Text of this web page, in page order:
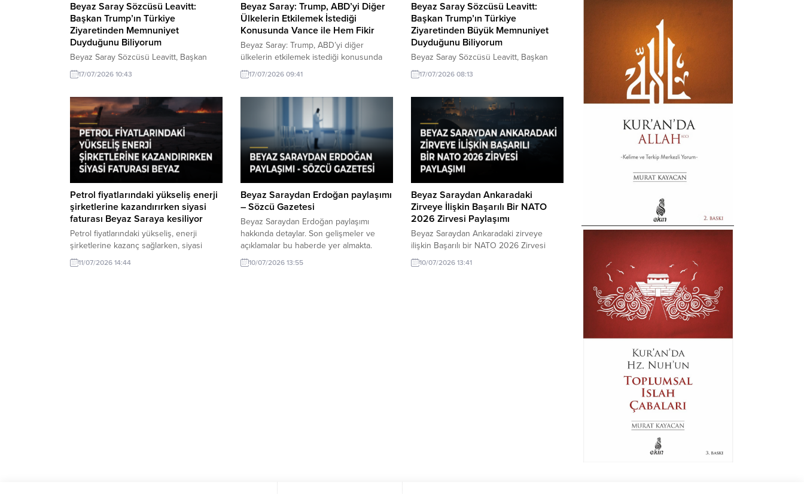
Beyaz Saray Sözcüsü Leavitt:
Başkan Trump’ın Türkiye
Ziyaretinden Memnuniyet
Duyduğunu Biliyorum
Beyaz Saray Sözcüsü Leavitt, Başkan
Trump'ın Türkiye ziyaretinden duyduğu
memnuniyeti dile getirdi. Ziyaretin iki ülke
17/07/2026 10:43
Beyaz Saray: Trump, ABD’yi Diğer
Ülkelerin Etkilemek İstediği
Konusunda Vance ile Hem Fikir
Beyaz Saray: Trump, ABD’yi diğer
ülkelerin etkilemek istediği konusunda
Vance ile hem fikir hakkında son
gelişmeler. Beyaz Saray, Trump'ın ABD'yi
duyurdu. Bu mesele üzerine detaylı bir
değerlendirme yapılacak.
17/07/2026 09:41
Beyaz Saray Sözcüsü Leavitt:
Başkan Trump’ın Türkiye
Ziyaretinden Büyük Memnuniyet
Duyduğunu Biliyorum
Beyaz Saray Sözcüsü Leavitt, Başkan
Trump'ın Türkiye ziyareti ile ilgili
memnuniyetini ifade etti. Ziyaretin iki ülke
17/07/2026 08:13
Petrol fiyatlarındaki yükseliş enerji
şirketlerine kazandırırken siyasi
faturası Beyaz Saraya kesiliyor
Petrol fiyatlarındaki yükseliş, enerji
şirketlerine kazanç sağlarken, siyasi
etkileri Beyaz Saray'a yansıyor. Bu
durumun sonuçları dikkat çekiyor.
11/07/2026 14:44
Beyaz Saraydan Erdoğan paylaşımı
– Sözcü Gazetesi
Beyaz Saraydan Erdoğan paylaşımı
hakkında detaylar. Son gelişmeler ve
açıklamalar bu haberde yer almakta.
10/07/2026 13:55
Beyaz Saraydan Ankaradaki
Zirveye İlişkin Başarılı Bir NATO
2026 Zirvesi Paylaşımı
Beyaz Saraydan Ankaradaki zirveye
ilişkin Başarılı bir NATO 2026 Zirvesi
paylaşımı hakkında son gelişmeler. Beyaz
Saray, Ankaradaki NATO 2026 Zirvesi'nin
10/07/2026 13:41